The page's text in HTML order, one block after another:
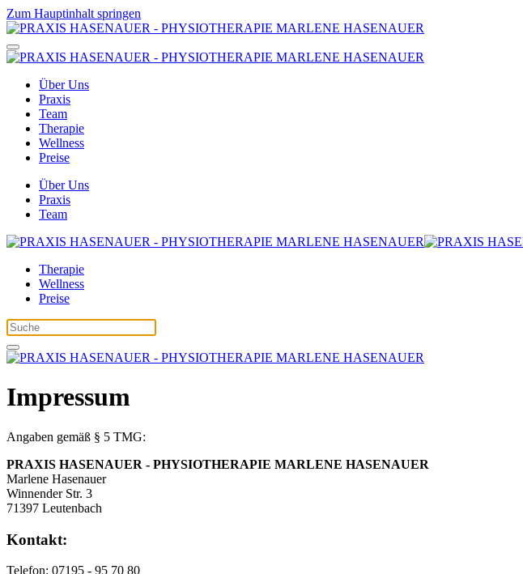
Zum Hauptinhalt springen
Über Uns
Praxis
Team
Therapie
Wellness
Preise
Über Uns
Praxis
Team
Therapie
Wellness
Preise
Impressum
Angaben gemäß § 5 TMG:
PRAXIS HASENAUER - PHYSIOTHERAPIE MARLENE HASENAUER
Marlene Hasenauer
Winnender Str. 3
71397 Leutenbach
Kontakt:
Telefon: 07195 - 95 70 80